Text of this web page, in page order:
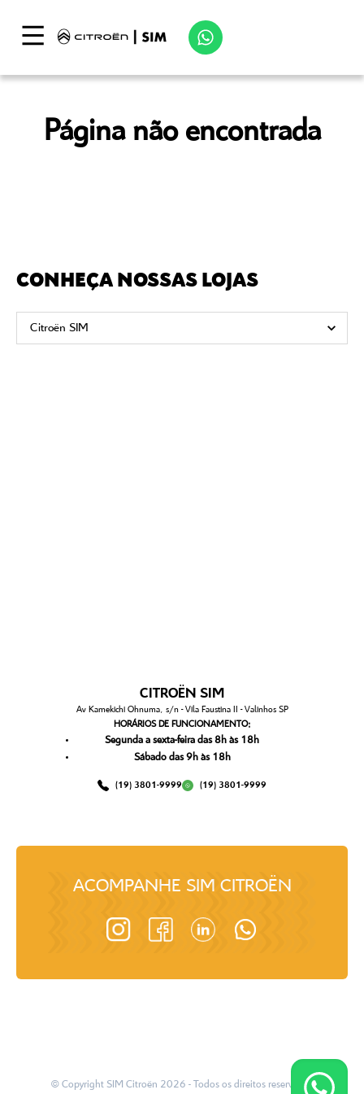
Página não encontrada
CONHEÇA NOSSAS LOJAS
CITROËN SIM
Av Kamekichi Ohnuma, s/n - Vila Faustina II - Valinhos SP
HORÁRIOS DE FUNCIONAMENTO:
Segunda a sexta-feira das 8h às 18h
Sábado das 9h às 18h
(19) 3801-9999 (19) 3801-9999
ACOMPANHE SIM CITROËN
© Copyright SIM Citroën 2026 - Todos os direitos reservados